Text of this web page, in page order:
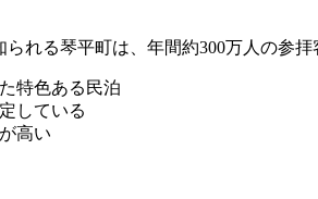
れる琴平町は、年間約300万人の参
特色ある民泊
している
高い